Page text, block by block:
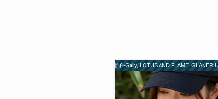
CAP,帽子-Gally, LOTUS AND FLAME, GLANER